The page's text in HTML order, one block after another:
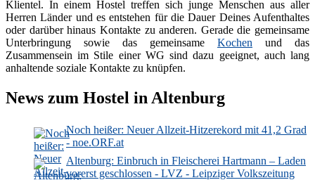
Klientel. In einem Hostel treffen sich junge Menschen aus aller
Herren Länder und es entstehen für die Dauer Deines Aufenthaltes
oder darüber hinaus Kontakte zu anderen. Gerade die gemeinsame
Unterbringung sowie das gemeinsame Kochen und das
Zusammensein im Stile einer WG sind dazu geeignet, auch lang
anhaltende soziale Kontakte zu knüpfen.
News zum Hostel in Altenburg
Noch heißer: Neuer Allzeit-Hitzerekord mit 41,2 Grad
- noe.ORF.at
Altenburg: Einbruch in Fleischerei Hartmann – Laden
vorerst geschlossen - LVZ - Leipziger Volkszeitung